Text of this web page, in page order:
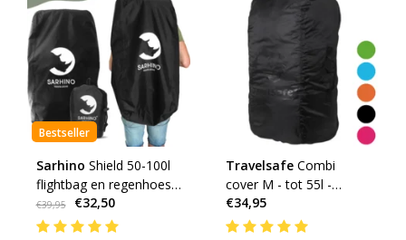
Bestseller
Sarhino Shield 50-100l
flightbag en regenhoes -
zwart
€39,95 €32,50
Travelsafe Combi
cover M - tot 55l -
backpack flightbag &
regenhoes
€34,95